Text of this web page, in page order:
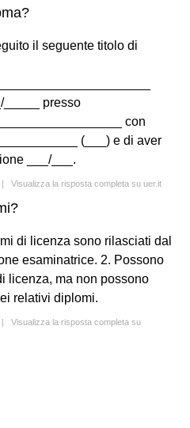
il seguente titolo di
_____ presso
con
(___) e di aver
___/___.
| Visualizza la risposta completa su uer.it
di licenza sono rilasciati dal
esaminatrice. 2. Possono
licenza, ma non possono
relativi diplomi.
| Visualizza la risposta completa su